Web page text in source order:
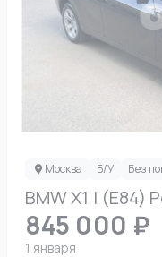
BMW X1 I (E84)
845 000 ₽
1 января
Москва Б/У Без